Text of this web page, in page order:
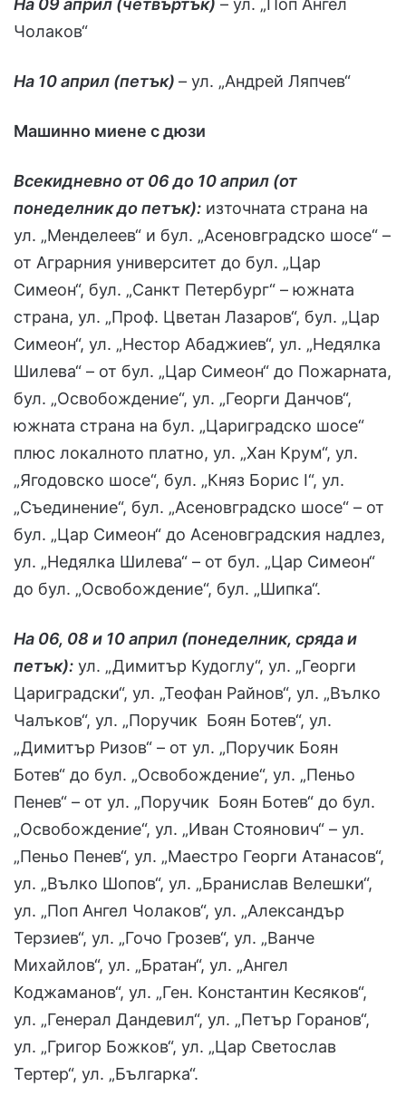
Чолаков“
На 10 април (петък) – ул. „Андрей Ляпчев“
Машинно миене с дюзи
Всекидневно от 06 до 10 април (от
понеделник до петък): източната страна на
ул. „Менделеев“ и бул. „Асеновградско шосе“ –
от Аграрния университет до бул. „Цар
Симеон“, бул. „Санкт Петербург“ – южната
страна, ул. „Проф. Цветан Лазаров“, бул. „Цар
Симеон“, ул. „Нестор Абаджиев“, ул. „Недялка
Шилева“ – от бул. „Цар Симеон“ до Пожарната,
бул. „Освобождение“, ул. „Георги Данчов“,
южната страна на бул. „Цариградско шосе“
плюс локалното платно, ул. „Хан Крум“, ул.
„Ягодовско шосе“, бул. „Княз Борис I“, ул.
„Съединение“, бул. „Асеновградско шосе“ – от
бул. „Цар Симеон“ до Асеновградския надлез,
ул. „Недялка Шилева“ – от бул. „Цар Симеон“
до бул. „Освобождение“, бул. „Шипка“.
На 06, 08 и 10 април (понеделник, сряда и
петък): ул. „Димитър Кудоглу“, ул. „Георги
Цариградски“, ул. „Теофан Райнов“, ул. „Вълко
Чалъков“, ул. „Поручик Боян Ботев“, ул.
„Димитър Ризов“ – от ул. „Поручик Боян
Ботев“ до бул. „Освобождение“, ул. „Пеньо
Пенев“ – от ул. „Поручик Боян Ботев“ до бул.
„Освобождение“, ул. „Иван Стоянович“ – ул.
„Пеньо Пенев“, ул. „Маестро Георги Атанасов“,
ул. „Вълко Шопов“, ул. „Бранислав Велешки“,
ул. „Поп Ангел Чолаков“, ул. „Александър
Терзиев“, ул. „Гочо Грозев“, ул. „Ванче
Михайлов“, ул. „Братан“, ул. „Ангел
Коджаманов“, ул. „Ген. Константин Кесяков“,
ул. „Генерал Дандевил“, ул. „Петър Горанов“,
ул. „Григор Божков“, ул. „Цар Светослав
Тертер“, ул. „Българка“.